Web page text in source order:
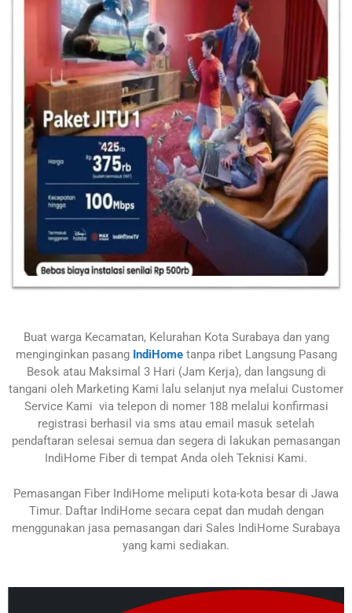
Buat warga Kecamatan, Kelurahan Kota Surabaya dan yang
menginginkan pasang IndiHometanpa ribet Langsung Pasang
Besok atau Maksimal 3 Hari (Jam Kerja), dan langsung di
tangani oleh Marketing Kami lalu selanjut nya melalui Customer
Service Kami via telepon di nomer 188 melalui konfirmasi
registrasi berhasil via sms atau email masuk setelah
pendaftaran selesai semua dan segera di lakukan pemasangan
IndiHome Fiber di tempat Anda oleh Teknisi Kami.
Pemasangan Fiber IndiHome meliputi kota-kota besar di Jawa
Timur. Daftar IndiHome secara cepat dan mudah dengan
menggunakan jasa pemasangan dari Sales IndiHome Surabaya
yang kami sediakan.